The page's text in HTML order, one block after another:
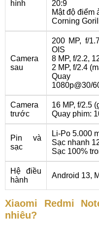
hình
20:9
Mật độ điểm
Corning
Camera
sau
200 MP, f/
OIS
8 MP, f/2.2,
2 MP, f/2.4
Quay
1080p@30/
Camera
trước
16 MP, f/2.5
Quay phim:
Pin và
sạc
Li-Po 5.000
Sạc nhanh
Sạc 100%
Hệ điều
hành
Android 13,
Xiaomi Redmi
nhiêu?